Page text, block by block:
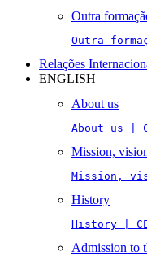
Outra
Outra
Relações
ENGLISH
About us
About us |
Mission,
Mission,
History
History |
Admission to